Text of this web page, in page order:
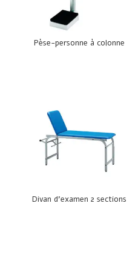
Pèse-personne à colonne
Divan d’examen 2 sections